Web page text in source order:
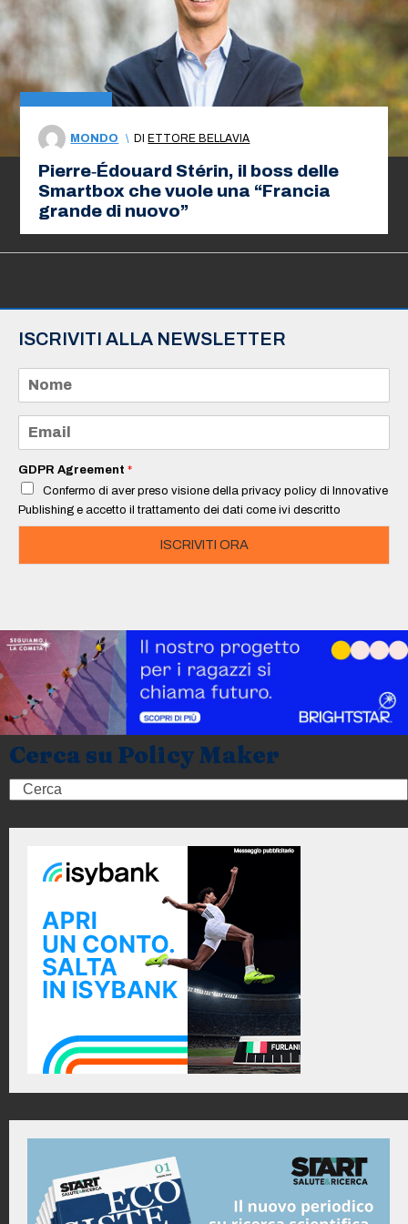
MONDO \ DIETTORE BELLAVIA
Pierre‑Édouard Stérin, il boss delle
Smartbox che vuole una “Francia
grande di nuovo”
ISCRIVITI ALLA NEWSLETTER
m
e
a
i
*
GDPR Agreement *
Confermo di aver preso visione della privacy policy di Innovative
Publishing e accetto il trattamento dei dati come ivi descritto
ISCRIVITI ORA
Cerca su Policy Maker
Search